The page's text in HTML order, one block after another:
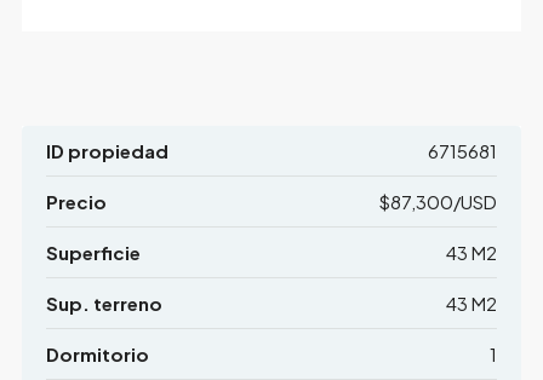
ID propiedad 6715681
Precio $87,300/USD
Superficie 43 M2
Sup. terreno 43 M2
Dormitorio 1